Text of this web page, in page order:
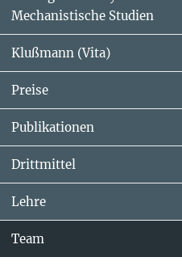
Mechanistische Studien
Klußmann (Vita)
Preise
Publikationen
Drittmittel
Lehre
Team